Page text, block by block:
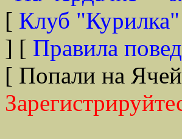
[ Клуб "Курилка"
] [ Правила
[ Попали на